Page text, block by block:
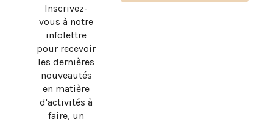
Inscrivez-
vous à notre
infolettre
pour recevoir
les dernières
nouveautés
en matière
d'activités à
faire, un